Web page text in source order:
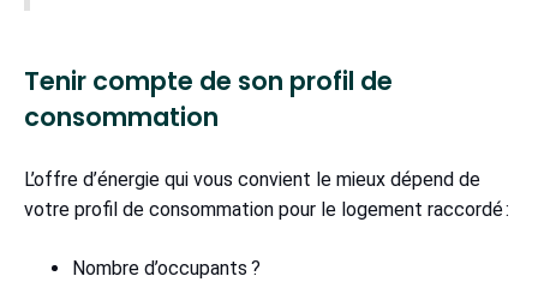
Tenir compte de son profil de
consommation
L’offre d’énergie qui vous convient le mieux dépend de
votre profil de consommation pour le logement raccordé :
Nombre d’occupants ?